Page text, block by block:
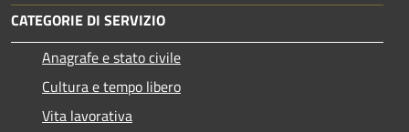
CATEGORIE DI SERVIZIO
Anagrafe e stato civile
Cultura e tempo libero
Vita lavorativa